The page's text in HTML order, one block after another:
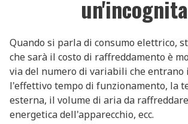
un'incognita
Quando si parla di consumo elettrico,
che sarà il costo di raffreddamento è
via del numero di variabili che entrano
l'effettivo tempo di funzionamento, la
esterna, il volume di aria da
energetica dell'apparecchio, ecc.